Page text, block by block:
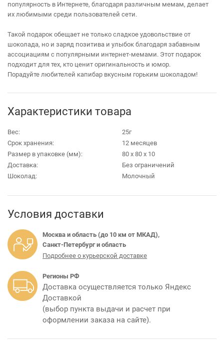
популярность в Интернете, благодаря различным мемам, делает
их любимыми среди пользователей сети.
Такой подарок обещает не только сладкое удовольствие от
шоколада, но и заряд позитива и улыбок благодаря забавным
ассоциациям с популярными интернет-мемами. Этот подарок
подходит для тех, кто ценит оригинальность и юмор.
Порадуйте любителей капибар вкусным горьким шоколадом!
Характеристики товара
Вес:
25г
Срок хранения:
12 месяцев
Размер в упаковке (мм):
80 х 80 х 10
Доставка:
Без ограничений
Шоколад:
Молочный
Условия доставки
Москва и область (до 10 км от МКАД),
Санкт-Петербург и область
Подробнее о курьерской доставке
Регионы РФ
Доставка осуществляется только Яндекс
Доставкой
(выбор пункта выдачи и расчет при
оформлении заказа на сайте).